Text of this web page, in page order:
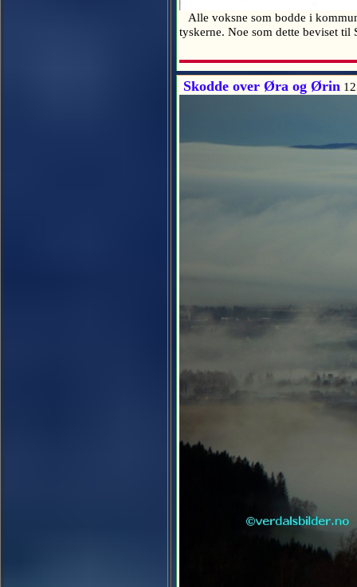
Alle voksne som bodde i
tyskerne. Noe som dette beviset
Skodde over Øra og Ørin